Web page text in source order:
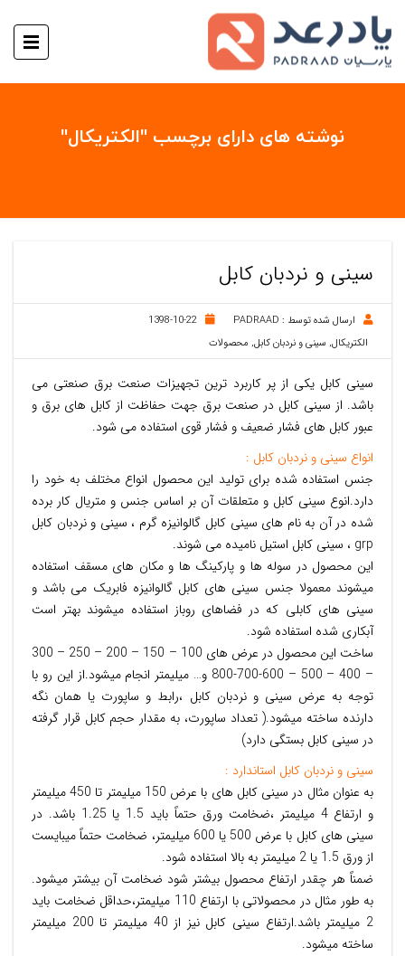
نوشته های دارای برچسب "الکتریکال"
سینی و نردبان کابل
ارسال شده توسط : PADRAAD
1398-10-22
الکتریکال, سینی و نردبان کابل, محصولات
سینی کابل یکی از پر کاربرد ترین تجهیزات صنعت برق صنعتی می
باشد. از سینی کابل در صنعت برق جهت حفاظت از کابل های برق و
عبور کابل های فشار ضعیف و فشار قوی استفاده می شود.
انواع سینی و نردبان کابل :
جنس استفاده شده برای تولید این محصول انواع مختلف به خود را
دارد.انوع سینی کابل و متعلقات آن بر اساس جنس و متریال کار برده
شده در آن به نام های سینی کابل گالوانیزه گرم ، سینی و نردبان کابل
grp ، سینی کابل استیل نامیده می شوند.
این محصول در سوله ها و پارکینگ ها و مکان های مسقف استفاده
میشوند معمولا جنس سینی های کابل گالوانیزه فابریک می باشد و
سینی های کابلی که در فضاهای روباز استفاده میشوند بهتر است
آبکاری شده استفاده شود.
ساخت این محصول در عرض های 100 – 150 – 200 – 250 – 300
– 400 – 500 – 600-700-800 و… میلیمتر انجام میشود.از این رو با
توجه به عرض سینی و نردبان کابل ،رابط و ساپورت یا همان نگه
دارنده ساخته میشود.( تعداد ساپورت، به مقدار حجم کابل قرار گرفته
در سینی کابل بستگی دارد)
سینی و نردبان کابل استاندارد :
به عنوان مثال در سینی کابل های با عرض 150 میلیمتر تا 450 میلیمتر
و ارتفاع 4 میلیمتر ،ضخامت ورق حتماً باید 1.5 یا 1.25 باشد. در
سینی های کابل با عرض 500 یا 600 میلیمتر، ضخامت حتماً میبایست
از ورق 1.5 یا 2 میلیمتر به بالا استفاده شود.
ضمناً هر چقدر ارتفاع محصول بیشتر شود ضخامت آن بیشتر میشود.
به طور مثال در محصولاتی با ارتفاع 110 میلیمتر،حداقل ضخامت باید
2 میلیمتر باشد.ارتفاع سینی کابل نیز از 40 میلیمتر تا 200 میلیمتر
ساخته میشود.